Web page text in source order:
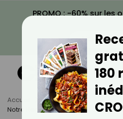
PROMO : -60% sur les
VOIR LA
Accueil Actus
Sport
Notre Recette De Pâtes Au Chocolat
180